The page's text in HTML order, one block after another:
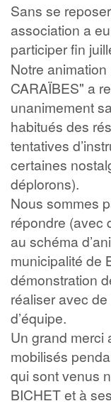
Sans se
association a
participer fin
Notre
CARAÏBES" a
unanimement
habitués des
tentatives
certaines
déplorons).
Nous sommes
répondre (avec
au schéma
municipalité de
démonstration
réaliser avec de
d’équipe.
Un grand merci
mobilisés
qui sont venus
BICHET et à